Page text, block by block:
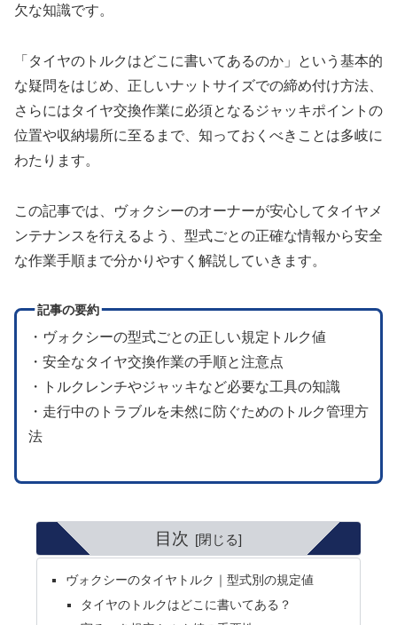
欠な知識です。
「タイヤのトルクはどこに書いてあるのか」という基本的
な疑問をはじめ、正しいナットサイズでの締め付け方法、
さらにはタイヤ交換作業に必須となるジャッキポイントの
位置や収納場所に至るまで、知っておくべきことは多岐に
わたります。
この記事では、ヴォクシーのオーナーが安心してタイヤメ
ンテナンスを行えるよう、型式ごとの正確な情報から安全
な作業手順まで分かりやすく解説していきます。
記事の要約
・ヴォクシーの型式ごとの正しい規定トルク値
・安全なタイヤ交換作業の手順と注意点
・トルクレンチやジャッキなど必要な工具の知識
・走行中のトラブルを未然に防ぐためのトルク管理方
法
目次
ヴォクシーのタイヤトルク｜型式別の規定値
タイヤのトルクはどこに書いてある？